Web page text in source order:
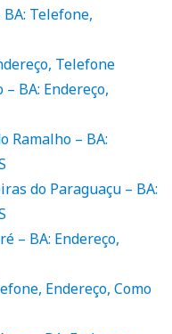
Telefone,
Telefone
– BA: Endereço,
Ramalho – BA:
do Paraguaçu – BA:
– BA: Endereço,
Endereço, Como